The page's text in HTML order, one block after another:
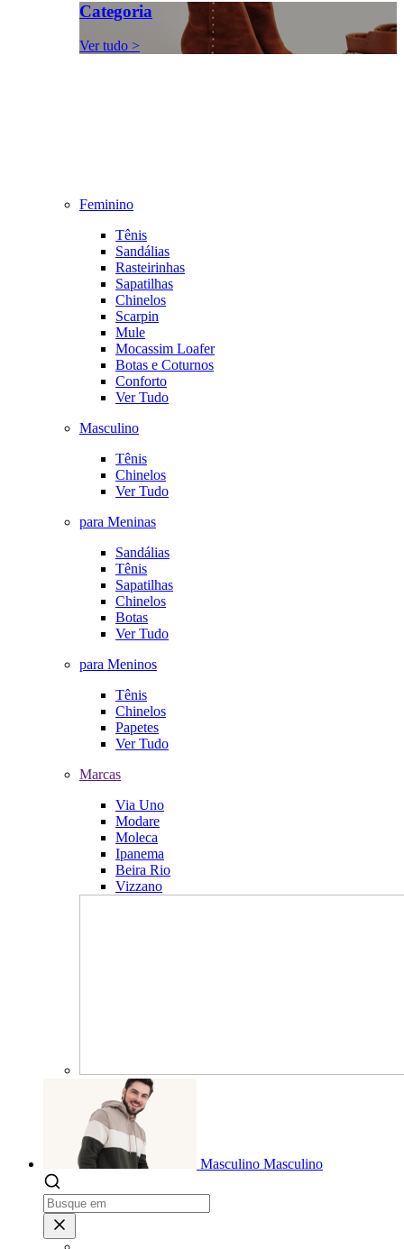
Categoria
Ver tudo >
Feminino
Tênis
Sandálias
Rasteirinhas
Sapatilhas
Chinelos
Scarpin
Mule
Mocassim Loafer
Botas e Coturnos
Conforto
Ver Tudo
Masculino
Tênis
Chinelos
Ver Tudo
para Meninas
Sandálias
Tênis
Sapatilhas
Chinelos
Botas
Ver Tudo
para Meninos
Tênis
Chinelos
Papetes
Ver Tudo
Marcas
Via Uno
Modare
Moleca
Ipanema
Beira Rio
Vizzano
Masculino Masculino